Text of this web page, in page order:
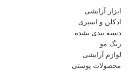
ابزار آرایشی
ادکلن و اسپری
دسته بندی نشده
رنگ مو
لوازم آرایشی
محصولات پوستی